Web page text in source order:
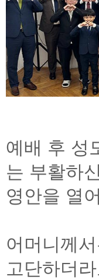
예배 후 성
는 부활하
영안을 열
어머니께
고단하더